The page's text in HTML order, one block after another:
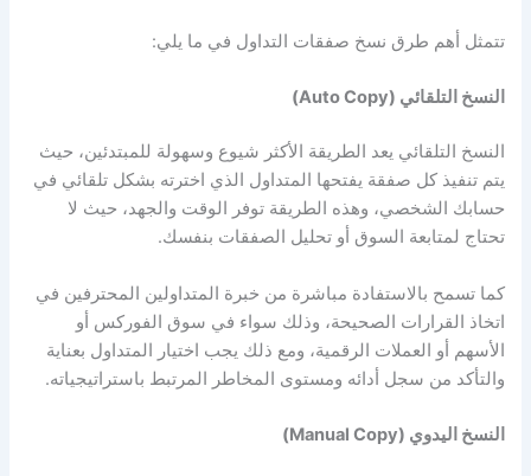
تتمثل أهم طرق نسخ صفقات التداول في ما يلي:
النسخ التلقائي (Auto Copy)
النسخ التلقائي يعد الطريقة الأكثر شيوع وسهولة للمبتدئين، حيث
يتم تنفيذ كل صفقة يفتحها المتداول الذي اخترته بشكل تلقائي في
حسابك الشخصي، وهذه الطريقة توفر الوقت والجهد، حيث لا
تحتاج لمتابعة السوق أو تحليل الصفقات بنفسك.
كما تسمح بالاستفادة مباشرة من خبرة المتداولين المحترفين في
اتخاذ القرارات الصحيحة، وذلك سواء في سوق الفوركس أو
الأسهم أو العملات الرقمية، ومع ذلك يجب اختيار المتداول بعناية
والتأكد من سجل أدائه ومستوى المخاطر المرتبط باستراتيجياته.
النسخ اليدوي (Manual Copy)